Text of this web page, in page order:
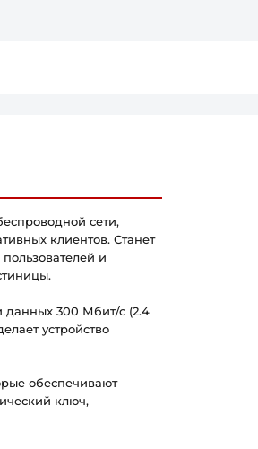
сети,
клиентов. Станет
и
данных 300 Мбит/с (2.4
устройство
обеспечивают
ключ,